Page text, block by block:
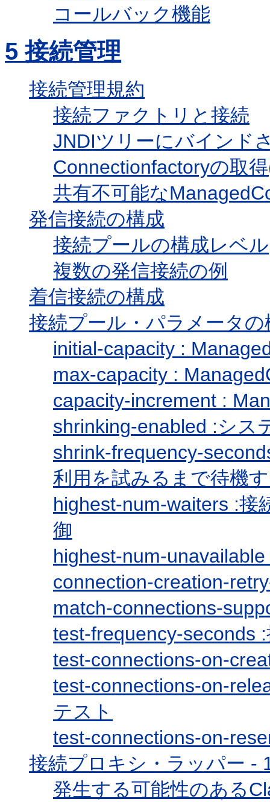
コールバック機能
5 接続管理
接続管理規約
接続ファクトリと接続
JNDIツリーにバインド
Connectionfactoryの取
共有不可能な
発信接続の構成
接続プールの構成レベル
複数の発信接続の例
着信接続の構成
接続プール・パラメータの
initial-capacity :
max-capacity :
capacity-increment :
shrinking-enabled :シス
shrink-frequency-
利用を試みるまで待機
highest-num-waiters :接
御
highest-num-
connection-creation-
match-connections-
test-frequency-seconds
test-connections-on-
test-connections-on-
テスト
test-connections-on-
接続プロキシ・ラッパー -
発生する可能性のある